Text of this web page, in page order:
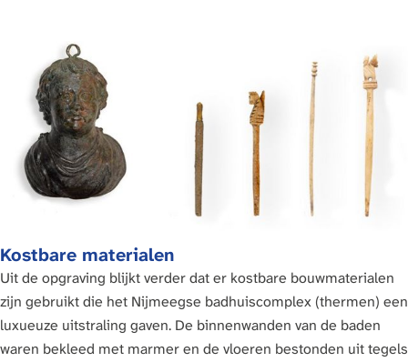
Kostbare materialen
Uit de opgraving blijkt verder dat er kostbare bouwmaterialen
zijn gebruikt die het Nijmeegse badhuiscomplex (thermen) een
luxueuze uitstraling gaven. De binnenwanden van de baden
waren bekleed met marmer en de vloeren bestonden uit tegels